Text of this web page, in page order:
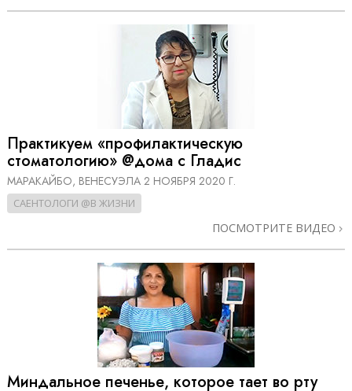
Практикуем «про­филактическую
стоматологию» @дома с Гладис
МАРАКАЙБО, ВЕНЕСУЭЛА 2 НОЯБРЯ 2020 Г.
САЕНТОЛОГИ @В ЖИЗНИ
ПОСМОТРИТЕ ВИДЕО
Миндальное печенье, которое тает во рту